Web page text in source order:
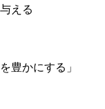
える
豊かにする」